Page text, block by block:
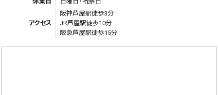
アクセス
阪神芦屋駅徒歩3分
JR芦屋駅徒歩10分
阪急芦屋駅徒歩15分